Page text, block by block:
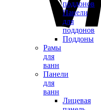
поддонов
Панели
для
поддонов
Поддоны
Рамы
для
ванн
Панели
для
ванн
Лицевая